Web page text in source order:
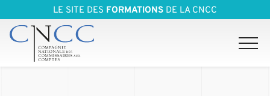
LE SITE DES FORMATIONS DE LA CNCC